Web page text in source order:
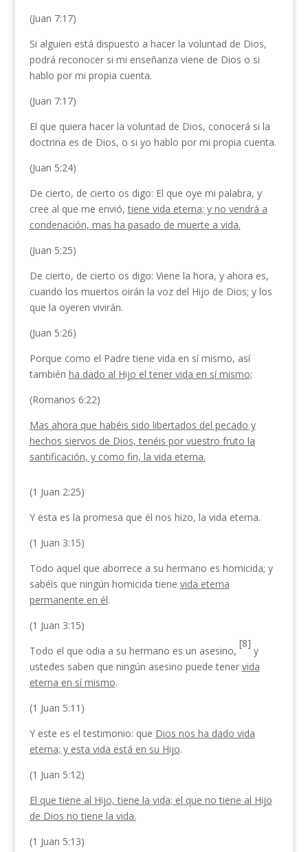
(Juan 7:17)
Si alguien está dispuesto a hacer la voluntad de Dios,
podrá reconocer si mi enseñanza viene de Dios o si
hablo por mi propia cuenta.
(Juan 7:17)
El que quiera hacer la voluntad de Dios, conocerá si la
doctrina es de Dios, o si yo hablo por mi propia cuenta.
(Juan 5:24)
De cierto, de cierto os digo: El que oye mi palabra, y
cree al que me envió,tiene vida eterna; y no vendrá a
condenación, mas ha pasado de muerte a vida.
(Juan 5:25)
De cierto, de cierto os digo: Viene la hora, y ahora es,
cuando los muertos oirán la voz del Hijo de Dios; y los
que la oyeren vivirán.
(Juan 5:26)
Porque como el Padre tiene vida en sí mismo, así
también ha dado al Hijo el tener vida en sí mismo;
(Romanos 6:22)
Mas ahora que habéis sido libertados del pecado y
hechos siervos de Dios, tenéis por vuestro fruto la
santificación, y como fin, la vida eterna.
(1 Juan 2:25)
Y esta es la promesa que él nos hizo, la vida eterna.
(1 Juan 3:15)
Todo aquel que aborrece a su hermano es homicida; y
sabéis que ningún homicida tiene vida eterna
permanente en él.
(1 Juan 3:15)
Todo el que odia a su hermano es un asesino,
[8]
y
ustedes saben que ningún asesino puede tener vida
eterna en sí mismo.
(1 Juan 5:11)
Y este es el testimonio: que Dios nos ha dado vida
eterna; y esta vida está en su Hijo.
(1 Juan 5:12)
El que tiene al Hijo, tiene la vida; el que no tiene al Hijo
de Dios no tiene la vida.
(1 Juan 5:13)